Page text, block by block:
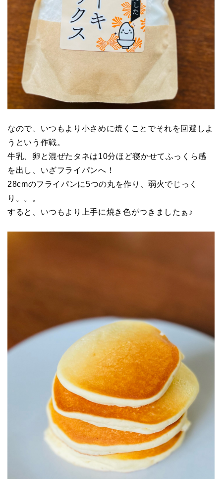
なので、いつもより小さめに焼くことでそれを回避しよ
うという作戦。
牛乳、卵と混ぜたタネは10分ほど寝かせてふっくら感
を出し、いざフライパンへ！
28cmのフライパンに5つの丸を作り、弱火でじっく
り。。。
すると、いつもより上手に焼き色がつきましたぁ♪